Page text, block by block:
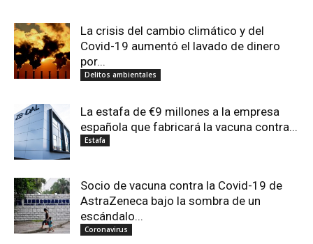
La crisis del cambio climático y del
Covid-19 aumentó el lavado de dinero
por...
Delitos ambientales
La estafa de €9 millones a la empresa
española que fabricará la vacuna contra...
Estafa
Socio de vacuna contra la Covid-19 de
AstraZeneca bajo la sombra de un
escándalo...
Coronavirus